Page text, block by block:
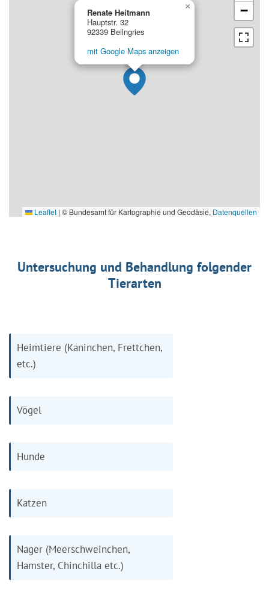
Renate Heitmann
Hauptstr. 32
92339 Beilngries
mit Google Maps anzeigen
×
−
Leaflet | © Bundesamt für Kartographie und Geodäsie, Datenquellen
Untersuchung und Behandlung folgender
Tierarten
Heimtiere (Kaninchen, Frettchen,
etc.)
Vögel
Hunde
Katzen
Nager (Meerschweinchen,
Hamster, Chinchilla etc.)